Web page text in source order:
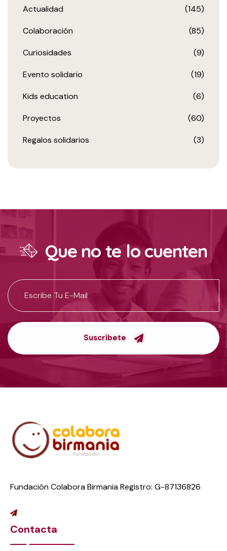
Actualidad (145)
Colaboración (85)
Curiosidades (9)
Evento solidario (19)
Kids education (6)
Proyectos (60)
Regalos solidarios (3)
Que no te lo cuenten
Suscríbete
Fundación Colabora Birmania Registro: G-87136826
Contacta